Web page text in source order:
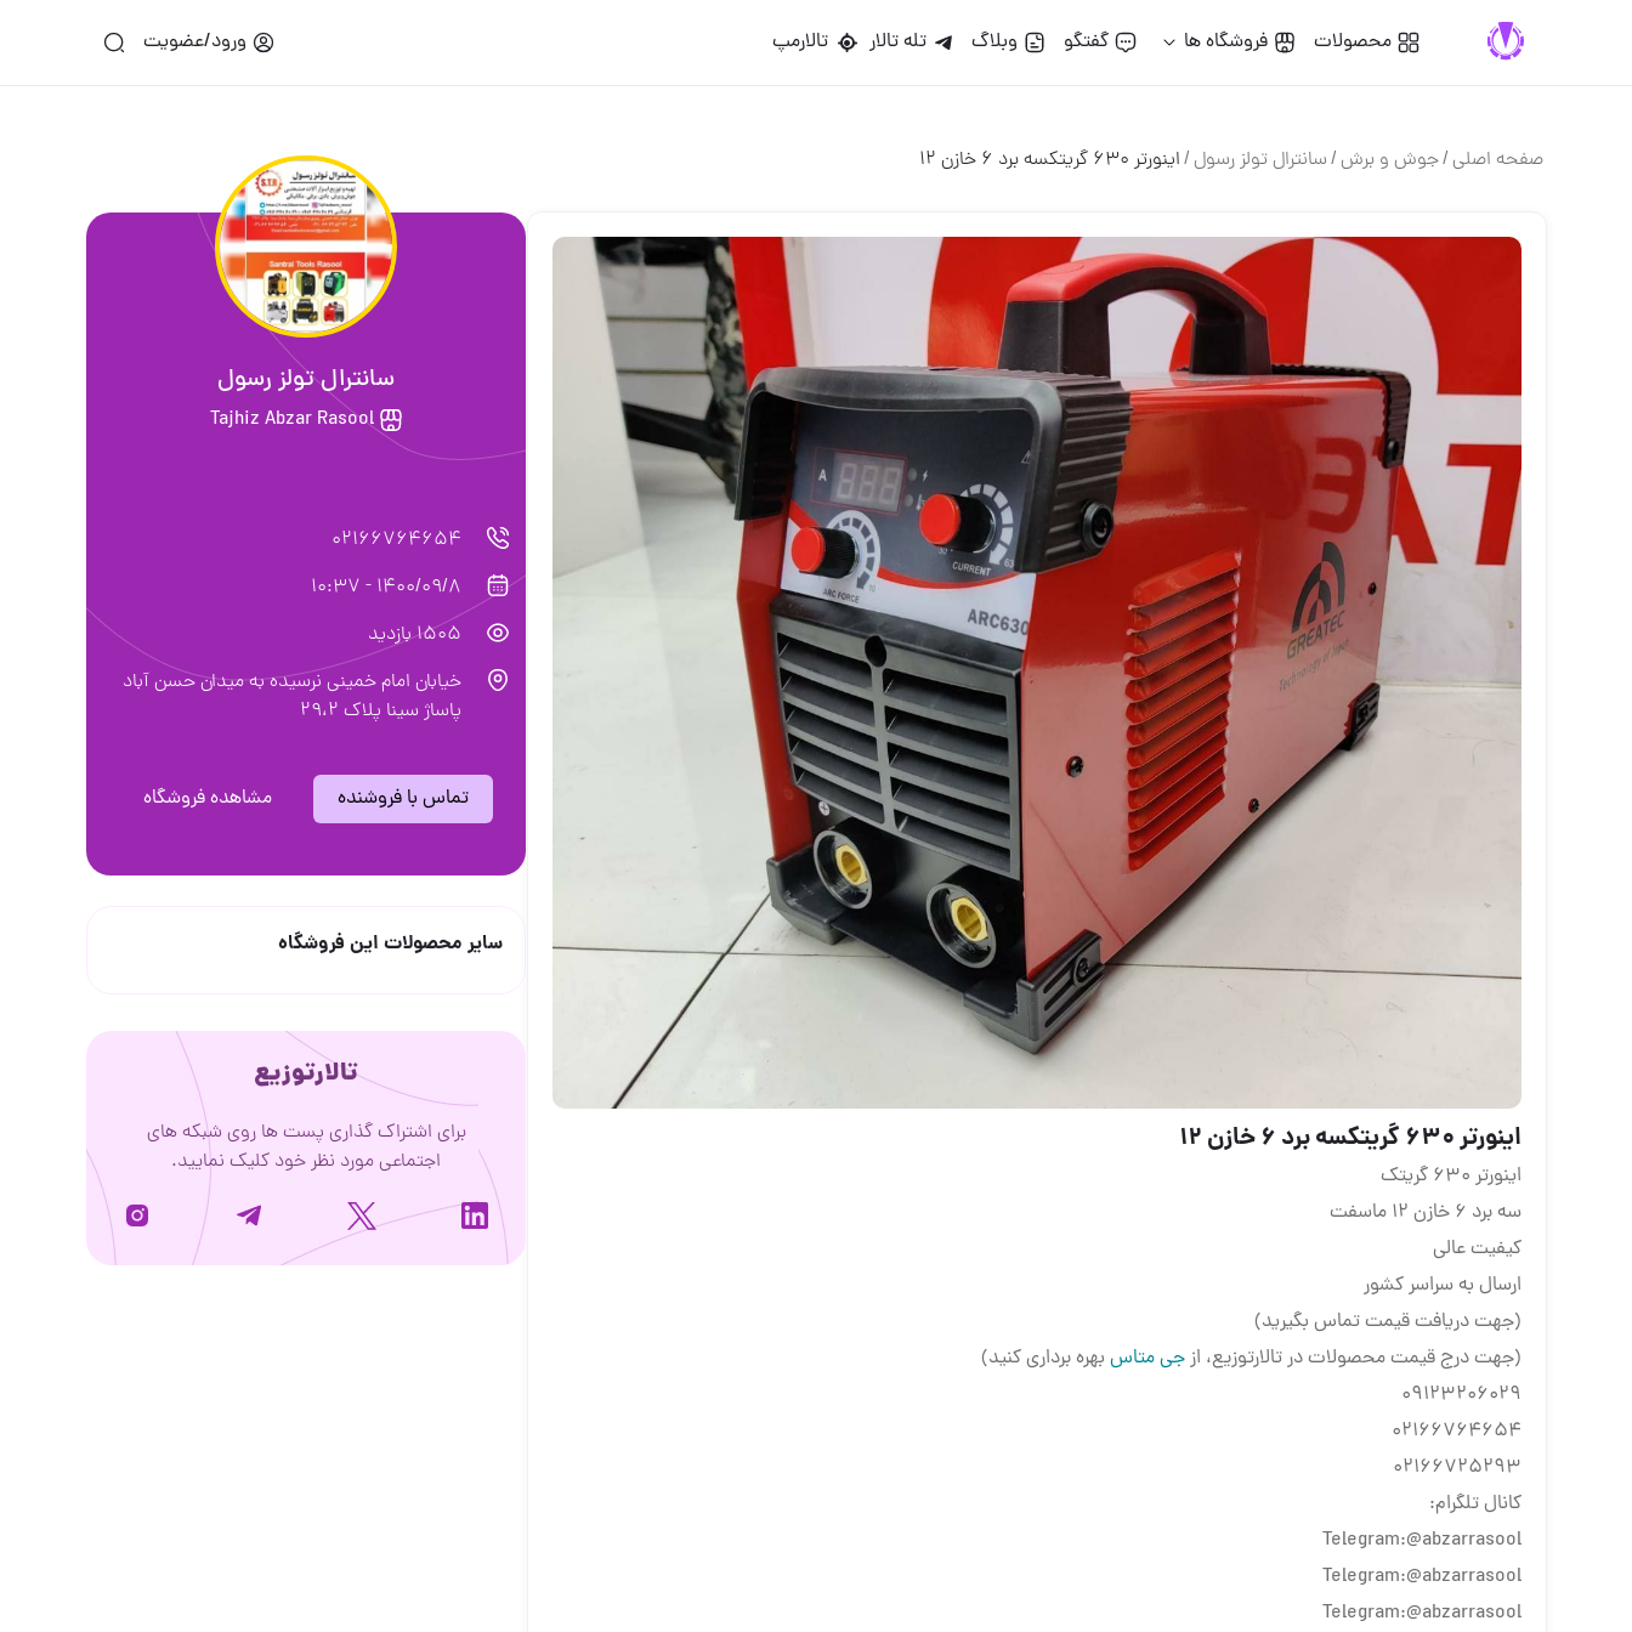
محصولات فروشگاه ها گفتگو وبلاگ تله تالار تالارمپ ورود/عضویت
صفحه اصلی/جوش و برش/سانترال تولز رسول /اینورتر ۶۳۰ گریتکسه برد ۶ خازن ۱۲
اینورتر ۶۳۰ گریتکسه برد ۶ خازن ۱۲
اینورتر ۶۳۰ گریتک
سه برد ۶ خازن ۱۲ ماسفت
کیفیت عالی
ارسال به سراسر کشور
(جهت دریافت قیمت تماس بگیرید)
(جهت درج قیمت محصولات در تالارتوزیع، ازجی متاس بهره برداری کنید)
09123206029
02166764654
02166725293
کانال تلگرام:
Telegram:@abzarrasool
Telegram:@abzarrasool
Telegram:@abzarrasool
سانترال تولز رسول
Tajhiz Abzar Rasool
02166764654
1400/09/8 - 10:37
1505 بازدید
خیابان امام خمینی نرسیده به میدان حسن آباد
پاساژ سینا پلاک ۲۹،۲
تماس با فروشنده مشاهده فروشگاه
سایر محصولات این فروشگاه
تالارتوزیع
برای اشتراک گذاری پست ها روی شبکه های
اجتماعی مورد نظر خود کلیک نمایید.